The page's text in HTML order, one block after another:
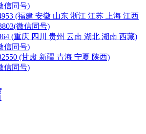
信同号)
(福建 安徽 山东 浙江 江苏 上海 江西
微信同号)
(重庆 四川 贵州 云南 湖北 湖南 西藏)
信同号)
(甘肃 新疆 青海 宁夏 陕西)
信同号)